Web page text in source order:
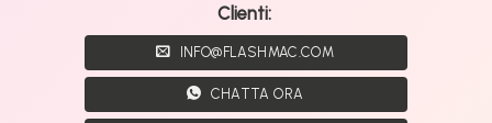
Clienti:
INFO@FLASHMAC.COM
CHATTA ORA